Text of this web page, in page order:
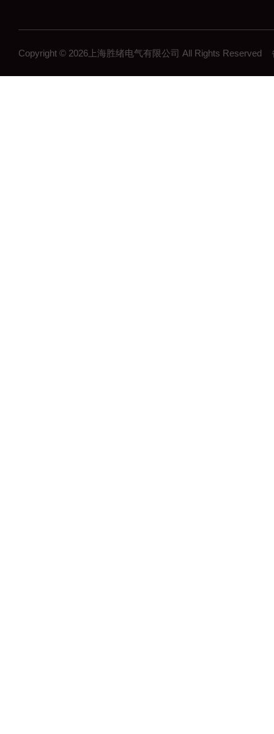
Copyright © 2026上海胜绪电气有限公司 All Rights Reserved